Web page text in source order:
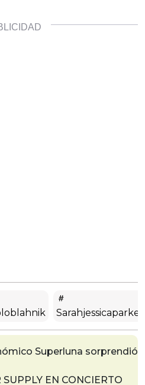
Sarahjessicaparker
Superluna sorprendió
SUPPLY EN CONCIERTO